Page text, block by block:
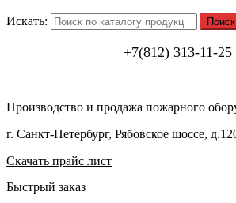
Искать:
+7(812) 313-11-25
Производство и продажа пожарного
г. Санкт-Петербург, Рябовское шоссе,
Скачать прайс лист
Быстрый заказ